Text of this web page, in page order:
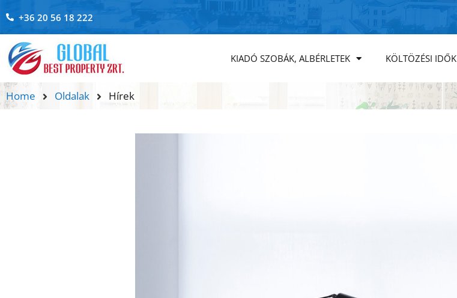
+36 20 56 18 222
KIADÓ SZOBÁK, ALBÉRLETEK KÖLTÖZÉSI IDŐK
Home Oldalak Hírek